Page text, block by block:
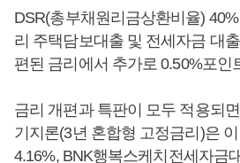
DSR(총부채원리금상환비율)
리 주택담보대출 및 전세자금 대
편된 금리에서 추가로 0.50%포인
금리 개편과 특판이 모두 적용되
기지론(3년 혼합형 고정금리)은
4.16%, BNK행복스케치전세자금